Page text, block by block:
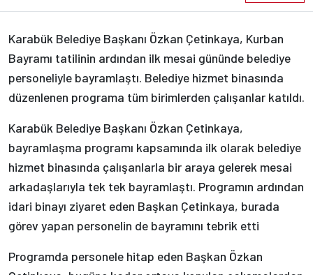
Karabük Belediye Başkanı Özkan Çetinkaya, Kurban
Bayramı tatilinin ardından ilk mesai gününde belediye
personeliyle bayramlaştı. Belediye hizmet binasında
düzenlenen programa tüm birimlerden çalışanlar katıldı.
Karabük Belediye Başkanı Özkan Çetinkaya,
bayramlaşma programı kapsamında ilk olarak belediye
hizmet binasında çalışanlarla bir araya gelerek mesai
arkadaşlarıyla tek tek bayramlaştı. Programın ardından
idari binayı ziyaret eden Başkan Çetinkaya, burada
görev yapan personelin de bayramını tebrik etti
Programda personele hitap eden Başkan Özkan